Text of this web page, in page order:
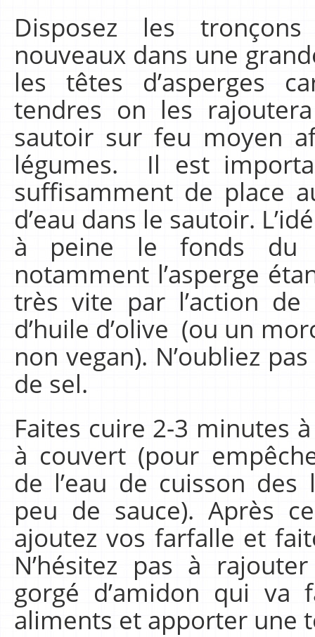
Disposez les tronçons
nouveaux dans une
les têtes d’asperges
tendres on les
sautoir sur feu moyen
légumes. Il est
suffisamment de place
d’eau dans le sautoir.
à peine le fonds du
notamment l’asperge
très vite par l’action
d’huile d’olive (ou un
non vegan). N’oubliez
de sel.
Faites cuire 2-3 minutes
à couvert (pour
de l’eau de cuisson
peu de sauce). Après
ajoutez vos farfalle et
N’hésitez pas à
gorgé d’amidon qui
aliments et apporter une